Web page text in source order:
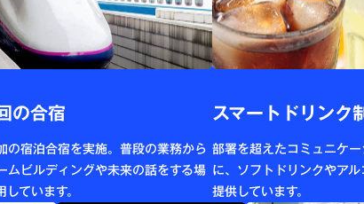
の合宿
の宿泊合宿を実施。普段の業務から
ムビルディングや未来の話をする場
しています。
スマートドリンク
部署を超えたコミュニケ
に、ソフトドリンクやア
提供しています。